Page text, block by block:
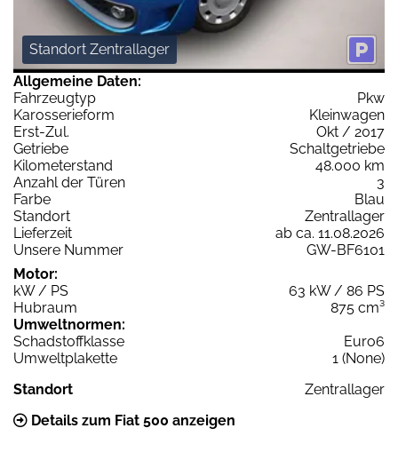
Standort Zentrallager
Allgemeine Daten:
Fahrzeugtyp
Pkw
Karosserieform
Kleinwagen
Erst-Zul.
Okt / 2017
Getriebe
Schaltgetriebe
Kilometerstand
48.000 km
Anzahl der Türen
3
Farbe
Blau
Standort
Zentrallager
Lieferzeit
ab ca. 11.08.2026
Unsere Nummer
GW-BF6101
Motor:
kW / PS
63 kW / 86 PS
Hubraum
875 cm³
Umweltnormen:
Schadstoffklasse
Euro6
Umweltplakette
1 (None)
Standort
Zentrallager
Details zum Fiat 500 anzeigen